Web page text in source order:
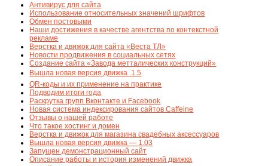
Антивирус для сайта
Использование относительных значений шрифтов
Обмен постовыми
Наши достижения в качестве агентства по контекстной
рекламе
Верстка и движок для сайта «Веста ТЛ»
Новости продвижения в социальных сетях
Создание сайта «Завода метталических конструкций»
Вышла новая версия движка  1.5
QR-коды и их применение на практике
Подводим итоги года
Раскрутка групп Вконтакте и Facebook
Новая система индексирования сайтов Caffeine
Отзывы о нашей работе
Что такое хостинг и домен
Верстка и движок для магазина свадебных аксессуаров
Вышла новая версия движка — 1.03
Запущен демонстрационный сайт
Описание работы и история изменений движка